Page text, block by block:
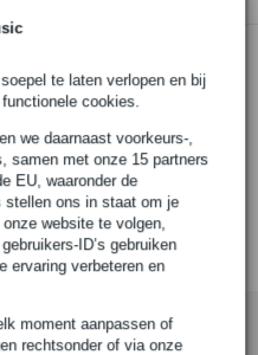
te laten verlopen en bij
cookies.
we daarnaast voorkeurs-,
samen met onze 15 partners
EU, waaronder de
stellen ons in staat om je
website te volgen,
ID’s gebruiken
ervaring verbeteren en
moment aanpassen of
rechtsonder of via onze